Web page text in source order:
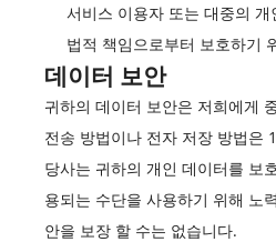
서비스 이용자 또는 대중의
법적 책임으로부터 보호하기
데이터 보안
귀하의 데이터 보안은 저희에게
전송 방법이나 전자 저장 방법은
당사는 귀하의 개인 데이터를 보
용되는 수단을 사용하기 위해 노
안을 보장 할 수는 없습니다.